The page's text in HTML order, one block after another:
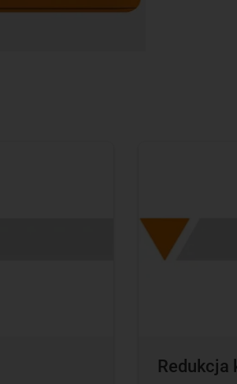
Redukcja